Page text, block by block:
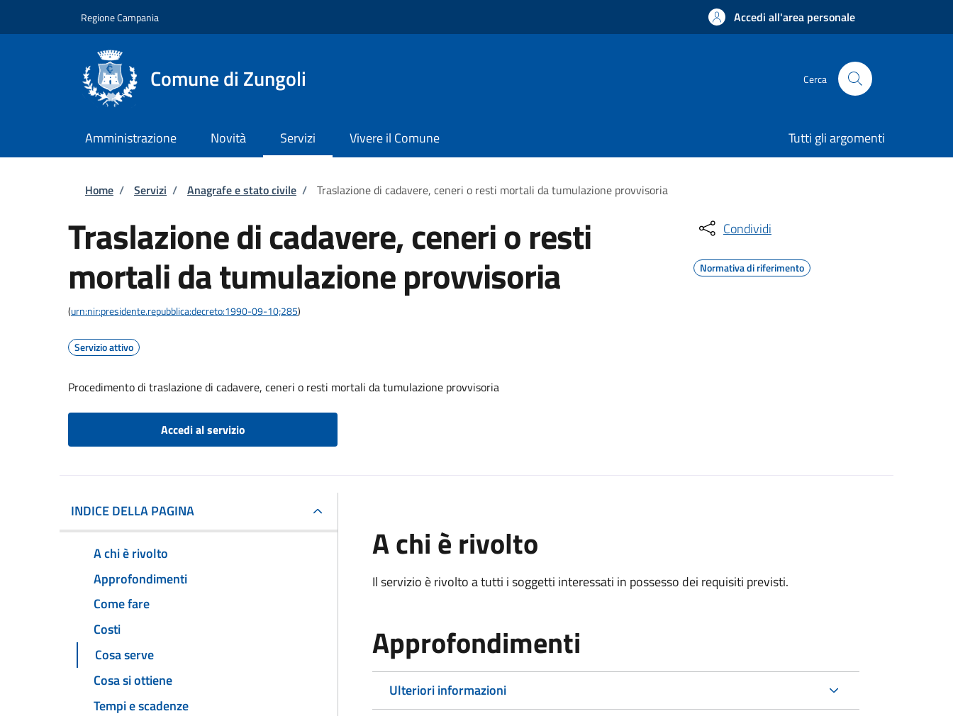
Regione Campania Accedi all'area personale
Comune di Zungoli Cerca
Amministrazione Novità Servizi Vivere il Comune Tutti gli argomenti
Briciole di pane
Home / Servizi / Anagrafe e stato civile / Traslazione di cadavere, ceneri o resti mortali da tumulazione provvisoria
Traslazione di cadavere, ceneri o resti
mortali da tumulazione provvisoria
(urn:nir:presidente.repubblica:decreto:1990-09-10;285)
Servizio attivo
Procedimento di traslazione di cadavere, ceneri o resti mortali da tumulazione provvisoria
Accedi al servizio
Condividi
Normativa di riferimento
INDICE DELLA PAGINA
A chi è rivolto
Approfondimenti
Come fare
Costi
Cosa serve
Cosa si ottiene
Tempi e scadenze
A chi è rivolto
Il servizio è rivolto a tutti i soggetti interessati in possesso dei requisiti previsti.
Approfondimenti
Ulteriori informazioni